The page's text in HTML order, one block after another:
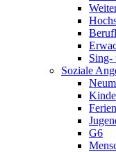
Sing-
Soziale
G6